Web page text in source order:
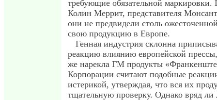
требующие обязательной
Колин Меррит, представителя
они не предвидели столь
свою продукцию в Европе.
Генная индустрия склонна
реакцию влиянию европейской прессы,
же нарекла ГМ продукты
Корпорации считают подобные
истерикой, утверждая, что вся их
тщательную проверку. Однако вряд ли